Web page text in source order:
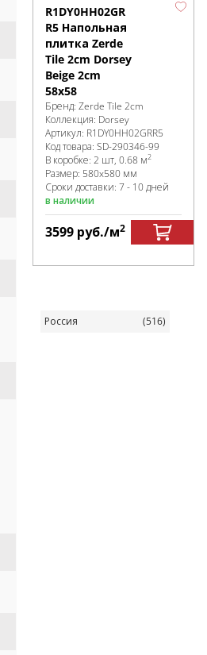
R1DY0HH02GR
R5 Напольная
плитка Zerde
Tile 2cm Dorsey
Beige 2cm
58x58
Бренд: Zerde Tile 2cm
Коллекция: Dorsey
Артикул: R1DY0HH02GRR5
Код товара: SD-290346-99
В коробке: 2 шт, 0.68 м2
Размер: 580x580 мм
Сроки доставки: 7 - 10 дней
в наличии
3599 руб./м2
Россия (516)